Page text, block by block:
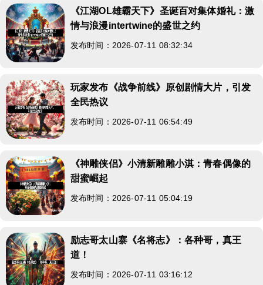
《江湖OL雄霸天下》圣诞百对集体婚礼：激
情与浪漫intertwine的盛世之约
发布时间：2026-07-11 08:32:34
玩家发布《战争前线》原创剧情大片，引发
全民热议
发布时间：2026-07-11 06:54:49
《神雕侠侣》小清新雕雕小淇：青春偶像的
甜蜜崛起
发布时间：2026-07-11 05:04:19
励志哥太山寨《名将志》：各种哥，真王
道！
发布时间：2026-07-11 03:16:12